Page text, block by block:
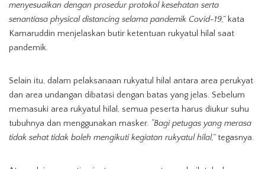
menyesuaikan dengan prosedur protokol kesehatan serta
senantiasa physical distancing selama pandemik Covid-19,”kata
Kamaruddin menjelaskan butir ketentuan rukyatul hilal saat
pandemik.
Selain itu, dalam pelaksanaan rukyatul hilal antara area perukyat
dan area undangan dibatasi dengan batas yang jelas. Sebelum
memasuki area rukyatul hilal, semua peserta harus diukur suhu
tubuhnya dan menggunakan masker. “Bagi petugas yang merasa
tidak sehat tidak boleh mengikuti kegiatan rukyatul hilal,”tegasnya.